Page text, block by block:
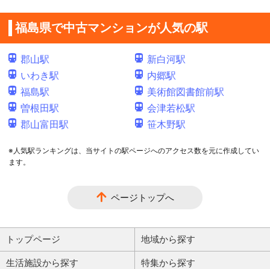
福島県で中古マンションが人気の駅
郡山駅
いわき駅
福島駅
曽根田駅
郡山富田駅
新白河駅
内郷駅
美術館図書館前駅
会津若松駅
笹木野駅
※人気駅ランキングは、当サイトの駅ページへのアクセス数を元に作成してい
ます。
ページトップへ
トップページ 地域から探す
生活施設から探す 特集から探す